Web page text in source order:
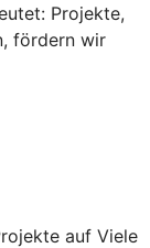
Projekte,
fördern wir
auf Viele